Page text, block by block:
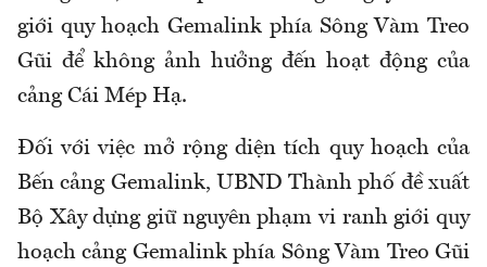
giới quy hoạch Gemalink phía Sông Vàm Treo
Gũi để không ảnh hưởng đến hoạt động của
cảng Cái Mép Hạ.
Đối với việc mở rộng diện tích quy hoạch của
Bến cảng Gemalink, UBND Thành phố đề xuất
Bộ Xây dựng giữ nguyên phạm vi ranh giới quy
hoạch cảng Gemalink phía Sông Vàm Treo Gũi